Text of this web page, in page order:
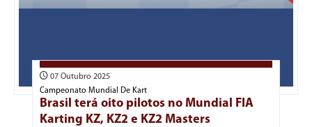
07 Outubro 2025
Campeonato Mundial De Kart
Brasil terá oito pilotos no Mundial FIA
Karting KZ, KZ2 e KZ2 Masters